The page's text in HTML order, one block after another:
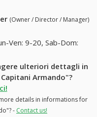
(Owner / Director / Manager)
Ven: 9-20, Sab-Dom:
ulteriori dettagli in
Armando"?
details in informations for
- Contact us!